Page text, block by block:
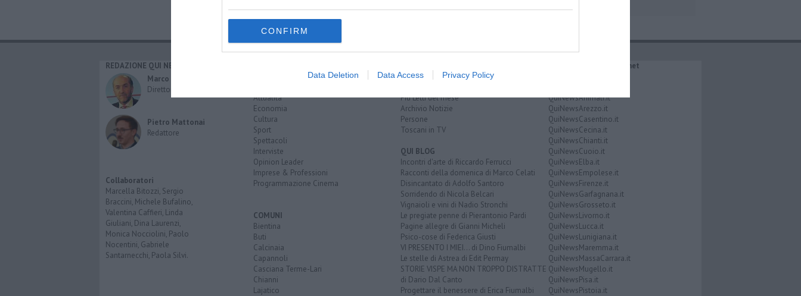
CONFIRM
Data Deletion Data Access Privacy Policy
REDAZIONE QUI NEWS
Marco Migli
Direttore Responsabile
Pietro Mattonai
Redattore
Collaboratori
Marcella Bitozzi, Sergio
Braccini, Michele Bufalino,
Valentina Caffieri, Linda
Giuliani, Dina Laurenzi,
Monica Nocciolini, Paolo
Nocentini, Gabriele
Santarnecchi, Paola Silvi.
Attualità
Economia
Cultura
Sport
Spettacoli
Interviste
Opinion Leader
Imprese & Professioni
Programmazione Cinema
COMUNI
Bientina
Buti
Calcinaia
Capannoli
Casciana Terme-Lari
Chianni
Lajatico
Le notizie di oggi
Più Letti del mese
Archivio Notizie
Persone
Toscani in TV
QUI BLOG
Incontri d'arte di Riccardo Ferrucci
Racconti della domenica di Marco Celati
Disincantato di Adolfo Santoro
Sorridendo di Nicola Belcari
Vignaioli e vini di Nadio Stronchi
Le pregiate penne di Pierantonio Pardi
Pagine allegre di Gianni Micheli
Psico-cose di Federica Giusti
VI PRESENTO I MIEI... di Dino Fiumalbi
Le stelle di Astrea di Edit Permay
STORIE VISPE MA NON TROPPO DISTRATTE
di Dario Dal Canto
Progettare il benessere di Erica Fiumalbi
IL NETWORK QuiNews.net
QuiNewsAnimali.it
QuiNewsArezzo.it
QuiNewsCasentino.it
QuiNewsCecina.it
QuiNewsChianti.it
QuiNewsCuoio.it
QuiNewsElba.it
QuiNewsEmpolese.it
QuiNewsFirenze.it
QuiNewsGarfagnana.it
QuiNewsGrosseto.it
QuiNewsLivorno.it
QuiNewsLucca.it
QuiNewsLunigiana.it
QuiNewsMaremma.it
QuiNewsMassaCarrara.it
QuiNewsMugello.it
QuiNewsPisa.it
QuiNewsPistoia.it